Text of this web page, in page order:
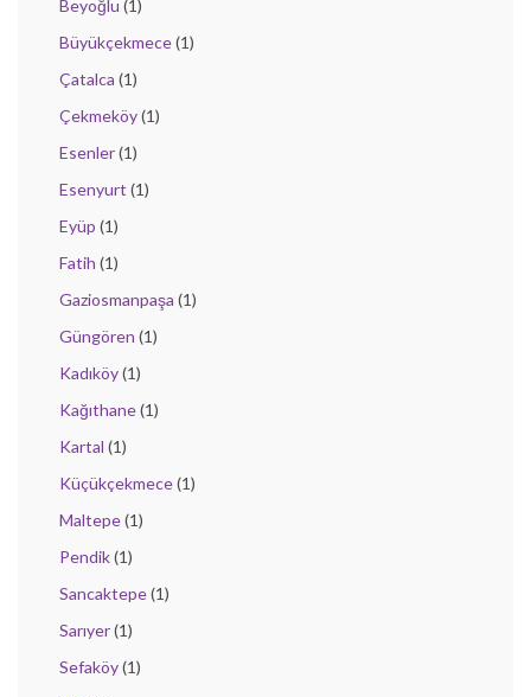
Beyoğlu (1)
Büyükçekmece(1)
Çatalca (1)
Çekmeköy(1)
Esenler(1)
Esenyurt (1)
Eyüp (1)
Fatih (1)
Gaziosmanpaşa (1)
Güngören (1)
Kadıköy(1)
Kağıthane(1)
Kartal (1)
Küçükçekmece(1)
Maltepe(1)
Pendik(1)
Sancaktepe(1)
Sarıyer(1)
Sefaköy(1)